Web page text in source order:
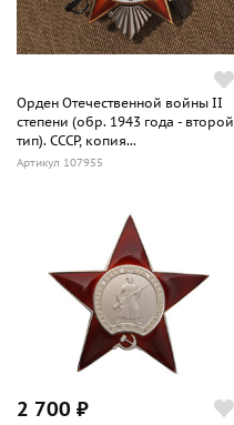
Орден Отечественной войны II
степени (обр. 1943 года - второй
тип). СССР, копия...
Артикул 107955
2 700 ₽